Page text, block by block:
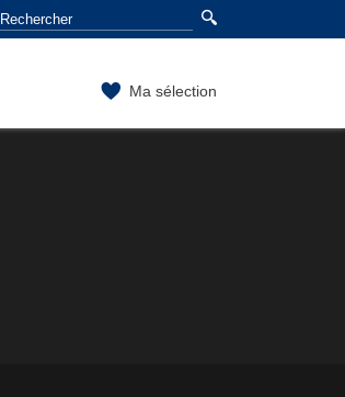
Ma sélection